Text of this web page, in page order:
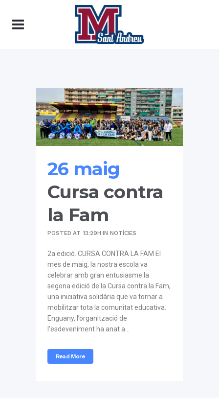
26 maig
Cursa contra
la Fam
POSTED AT 13:29H INNOTÍCIES
2a edició. CURSA CONTRA LA FAM El
mes de maig, la nostra escola va
celebrar amb gran entusiasme la
segona edició de la Cursa contra la Fam,
una iniciativa solidària que va tornar a
mobilitzar tota la comunitat educativa.
Enguany, l’organització de
l’esdeveniment ha anat a...
Read More